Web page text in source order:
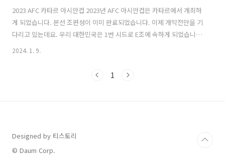
2023 AFC 카타르 아시안컵 2023년 AFC 아시안컵은 카타르에서 개최하
게 되었습니다. 본선 조편성이 이미 완료되었습니다. 이제 개막전만을 기
다리고 있는데요. 우리 대한민국은 1번 시드로 E조에 속하게 되었습니
다. 한국 예선 경기는 모두 8시 30분에 시작해서 황금시간대에 가족과 친
이 손흥민과 함께 우승하는 모습을 보고 싶습니다. 1. 2023 AFC 카타르
2024. 1. 9.
1
Designed by 티스토리
© Daum Corp.